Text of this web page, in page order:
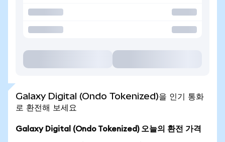
Galaxy Digital (Ondo Tokenized)을 인기 통화
로 환전해 보세요
Galaxy Digital (Ondo Tokenized) 오늘의 환전 가격